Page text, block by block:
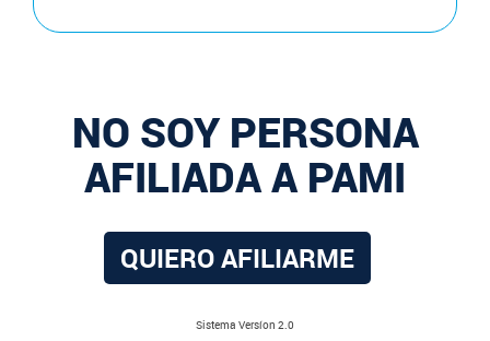
NO SOY PERSONA
AFILIADA A PAMI
QUIERO AFILIARME
Sistema Versíon 2.0